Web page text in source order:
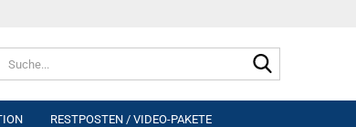
RESTPOSTEN / VIDEO-PAKETE